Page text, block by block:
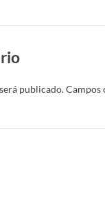
publicado.Campos